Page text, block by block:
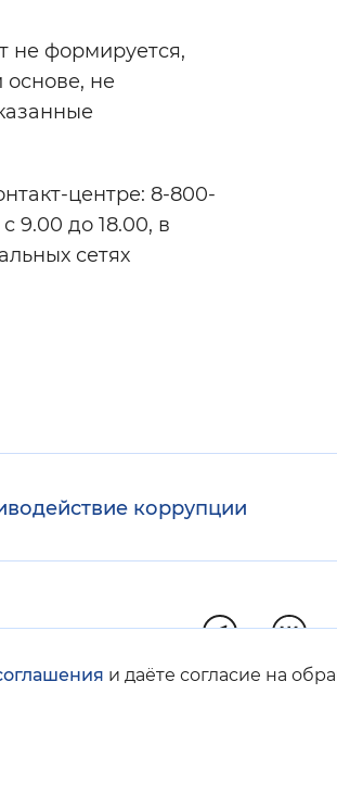
не формируется,
не
центре: 8-800-
9.00 до 18.00, в
сетях
и даёте согласие на
коррупции